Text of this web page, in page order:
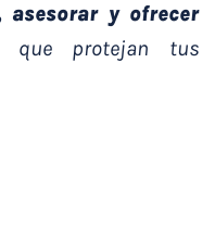
asesorar y ofrecer
protejan tus